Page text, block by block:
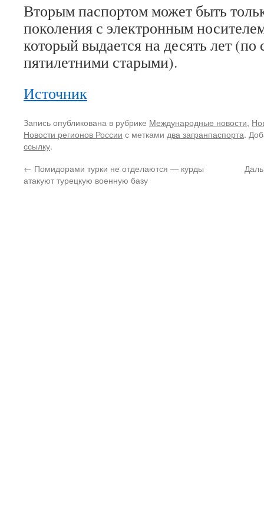
Вторым паспортом может быть
поколения с электронным
который выдается на десять лет
пятилетними старыми).
Источник
Запись опубликована в рубрике Международные новости,
Новости регионов России с метками два загранпаспорта.
ссылку.
← Помидорами турки не отделаются — курды
атакуют турецкую военную базу